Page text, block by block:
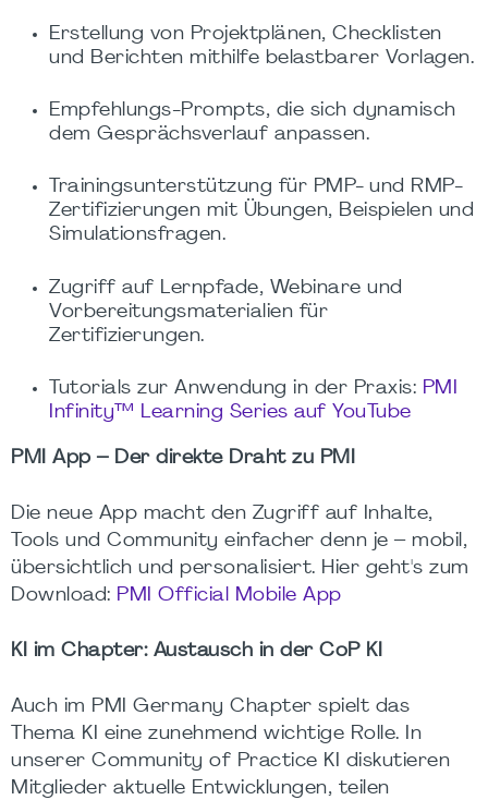
Erstellung von Projektplänen, Checklisten
und Berichten mithilfe belastbarer Vorlagen.
Empfehlungs-Prompts, die sich dynamisch
dem Gesprächsverlauf anpassen.
Trainingsunterstützung für PMP- und RMP-
Zertifizierungen mit Übungen, Beispielen und
Simulationsfragen.
Zugriff auf Lernpfade, Webinare und
Vorbereitungsmaterialien für
Zertifizierungen.
Tutorials zur Anwendung in der Praxis: PMI
Infinity™ Learning Series auf YouTube
PMI App – Der direkte Draht zu PMI
Die neue App macht den Zugriff auf Inhalte,
Tools und Community einfacher denn je – mobil,
übersichtlich und personalisiert. Hier geht's zum
Download: PMI Official Mobile App
KI im Chapter: Austausch in der CoP KI
Auch im PMI Germany Chapter spielt das
Thema KI eine zunehmend wichtige Rolle. In
unserer Community of Practice KI diskutieren
Mitglieder aktuelle Entwicklungen, teilen